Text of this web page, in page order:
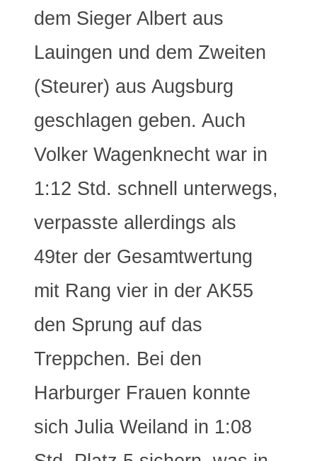
dem Sieger Albert aus
Lauingen und dem Zweiten
(Steurer) aus Augsburg
geschlagen geben. Auch
Volker Wagenknecht war in
1:12 Std. schnell unterwegs,
verpasste allerdings als
49ter der Gesamtwertung
mit Rang vier in der AK55
den Sprung auf das
Treppchen. Bei den
Harburger Frauen konnte
sich Julia Weiland in 1:08